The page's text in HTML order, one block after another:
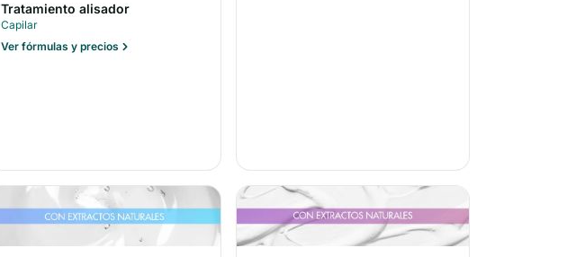
Tratamiento alisador
Capilar
Ver fórmulas y precios